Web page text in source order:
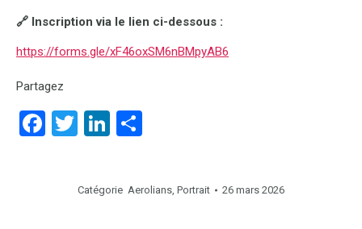
🔗 Inscription via le lien ci-dessous :
https://forms.gle/xF46oxSM6nBMpyAB6
Partagez
Facebook
TwitterLinkedIn
Catégorie Aerolians, Portrait 26 mars 2026